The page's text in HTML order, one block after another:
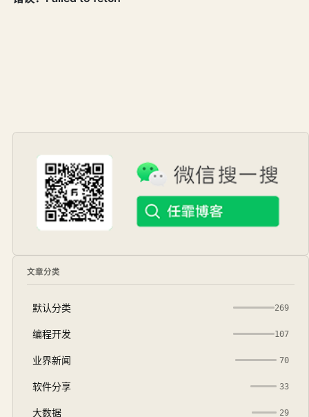
文章分类
默认分类 269
编程开发 107
业界新闻 70
软件分享 33
大数据 29